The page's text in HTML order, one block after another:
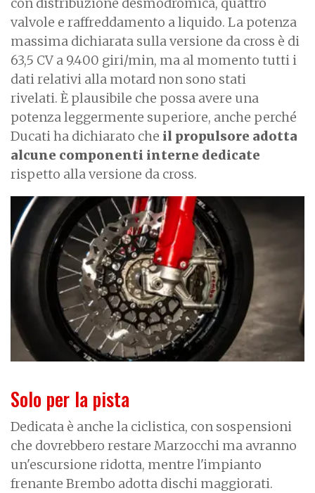
con distribuzione desmodromica, quattro
valvole e raffreddamento a liquido. La potenza
massima dichiarata sulla versione da cross è di
63,5 CV a 9.400 giri/min, ma al momento tutti i
dati relativi alla motard non sono stati
rivelati. È plausibile che possa avere una
potenza leggermente superiore, anche perché
Ducati ha dichiarato che il propulsore adotta
alcune componenti interne dedicate
rispetto alla versione da cross.
m
a
g
Solo per la pista
Dedicata è anche la ciclistica, con sospensioni
che dovrebbero restare Marzocchi ma avranno
un'escursione ridotta, mentre l'impianto
frenante Brembo adotta dischi maggiorati.